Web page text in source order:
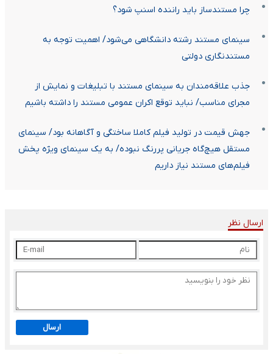
چرا مستندساز باید راننده اسنپ شود؟
سینمای مستند رشته دانشگاهی می‌شود/ اهمیت توجه به
مستندنگاری دولتی
جذب علاقه‌مندان به سینمای مستند با تبلیغات و نمایش از
مجرای مناسب/ نباید توقع اکران عمومی مستند را داشته باشیم
جهش قیمت در تولید فیلم کاملا ساختگی و آگاهانه بود/ سینمای
مستقل هیچ‌گاه جریانی پررنگ نبوده/ به یک سینمای ویژه‌ پخش
فیلم‌های مستند نیاز داریم
ارسال نظر
ارسال